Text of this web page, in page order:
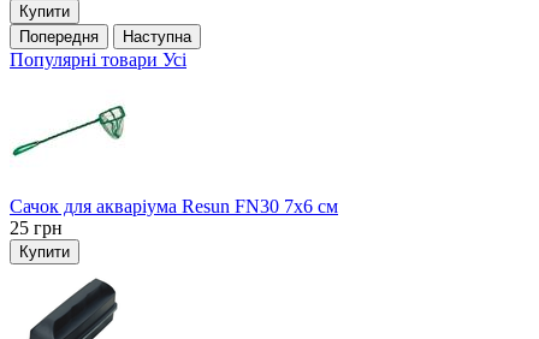
Купити
Попередня
Наступна
Популярні товари Усі
Сачок для акваріума Resun FN30 7х6 см
25 грн
Купити